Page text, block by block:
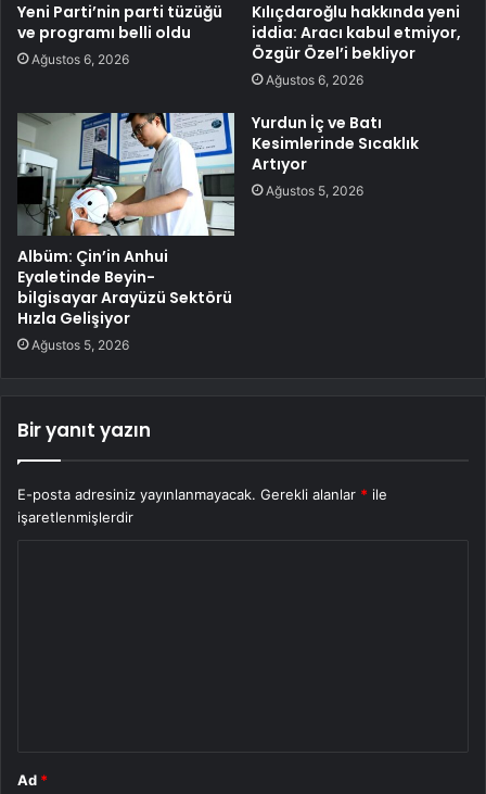
Yeni Parti’nin parti tüzüğü
ve programı belli oldu
Ağustos 6, 2026
Kılıçdaroğlu hakkında yeni
iddia: Aracı kabul etmiyor,
Özgür Özel’i bekliyor
Ağustos 6, 2026
Albüm: Çin’in Anhui
Eyaletinde Beyin-
bilgisayar Arayüzü Sektörü
Hızla Gelişiyor
Ağustos 5, 2026
Yurdun İç ve Batı
Kesimlerinde Sıcaklık
Artıyor
Ağustos 5, 2026
Bir yanıt yazın
E-posta adresiniz yayınlanmayacak. Gerekli alanlar * ile
işaretlenmişlerdir
Ad *